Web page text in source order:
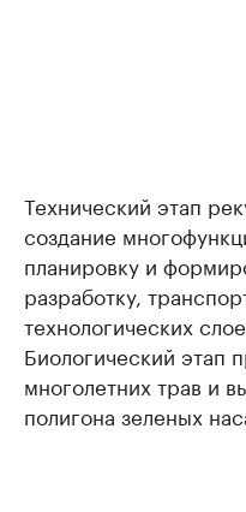
Технический этап
создание
планировку и
разработку,
технологических
Биологический этап
многолетних трав и
полигона зеленых